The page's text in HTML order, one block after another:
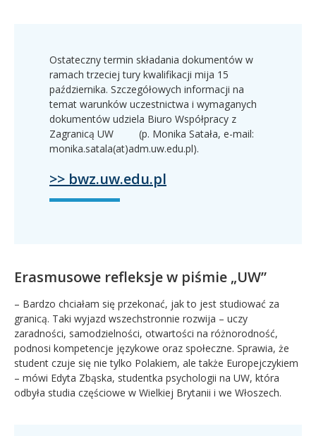
Ostateczny termin składania dokumentów w
ramach trzeciej tury kwalifikacji mija 15
października. Szczegółowych informacji na
temat warunków uczestnictwa i wymaganych
dokumentów udziela Biuro Współpracy z
Zagranicą UW (p. Monika Satała, e-mail:
monika.satala(at)adm.uw.edu.pl).
>> bwz.uw.edu.pl
Erasmusowe refleksje w piśmie „UW”
– Bardzo chciałam się przekonać, jak to jest studiować za
granicą. Taki wyjazd wszechstronnie rozwija – uczy
zaradności, samodzielności, otwartości na różnorodność,
podnosi kompetencje językowe oraz społeczne. Sprawia, że
student czuje się nie tylko Polakiem, ale także Europejczykiem
– mówi Edyta Zbąska, studentka psychologii na UW, która
odbyła studia częściowe w Wielkiej Brytanii i we Włoszech.